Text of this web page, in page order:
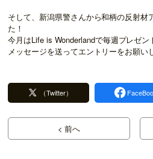
そして、新潟県警さんから和柄の反射材
た！
今月はLife is Wonderlandで毎週プレゼン
メッセージを送ってエントリーをお願い
（Twitter）
< 前へ